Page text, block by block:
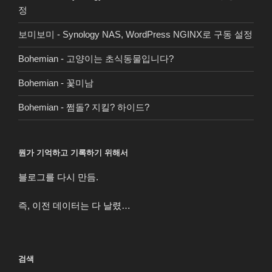
정
보미보미 - Synology NAS, WordPress NGINX로 구동 설정
Bohemian - 고양이는 초식동물입니다?
Bohemian - 꽃미남
Bohemian - 쩜돌? 지킬? 하이드?
뭔가 기억하고 기록하기 위해서
블로그를 다시 만듬.
즉, 이전 데이터는 다 날렸…
검색